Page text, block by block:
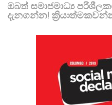
ඔබත් සමාජමාධ්‍ය
දැනගන්න!